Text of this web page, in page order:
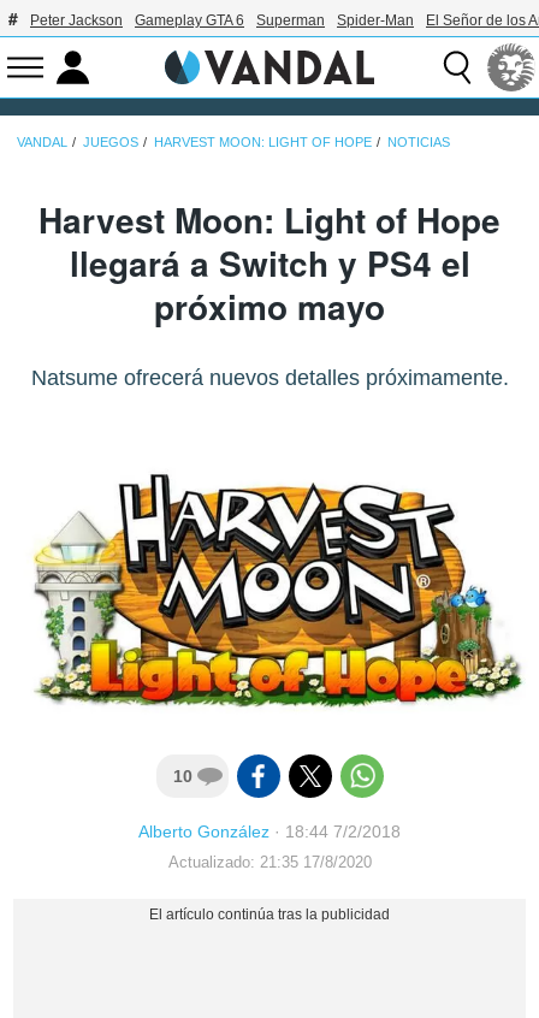
Peter Jackson Gameplay GTA 6 Superman Spider-Man El Señor de los
VANDAL JUEGOS HARVEST MOON: LIGHT OF HOPE NOTICIAS
Harvest Moon: Light of Hope
llegará a Switch y PS4 el
próximo mayo
Natsume ofrecerá nuevos detalles próximamente.
10
Alberto González · 18:44 7/2/2018
Actualizado: 21:35 17/8/2020